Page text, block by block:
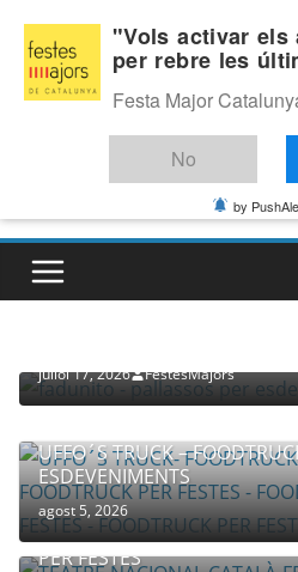
content
Dissabte,
Última:
juliol 17, 2026 FestesMajors
UFFO´S TRUCK –
ESDEVENIMENTS
agost 5, 2026
COMPANYIA TENAC –
PER FESTES
"Vols activar els
per rebre les
Festa Major
No
by